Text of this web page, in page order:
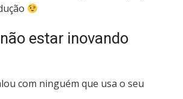
estar inovando
com ninguém que usa o seu